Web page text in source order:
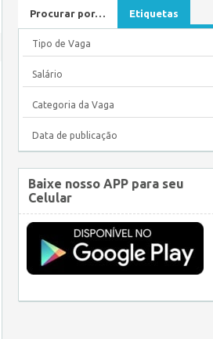
Procurar por… Etiquetas
Tipo de Vaga
Salário
Categoria da Vaga
Data de publicação
Baixe nosso APP para seu
Celular